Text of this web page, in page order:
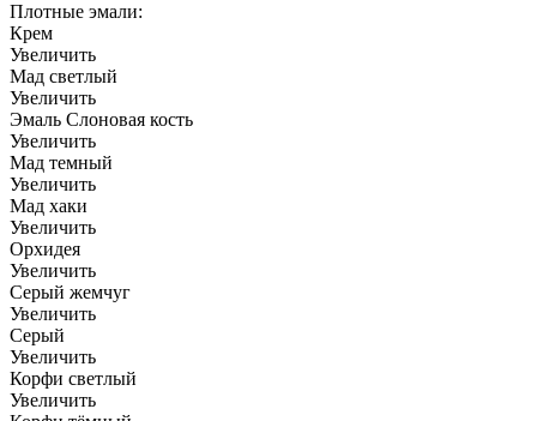
Плотные эмали:
Крем
Увеличить
Мад светлый
Увеличить
Эмаль Слоновая кость
Увеличить
Мад темный
Увеличить
Мад хаки
Увеличить
Орхидея
Увеличить
Серый жемчуг
Увеличить
Серый
Увеличить
Корфи светлый
Увеличить